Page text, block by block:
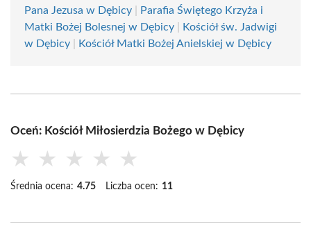
Pana Jezusa w Dębicy
Parafia Świętego Krzyża i
Matki Bożej Bolesnej w Dębicy
Kościół św. Jadwigi
w Dębicy
Kościół Matki Bożej Anielskiej w Dębicy
Oceń: Kościół Miłosierdzia Bożego w Dębicy
★ ★ ★ ★ ★
Średnia ocena: 4.75 Liczba ocen: 11